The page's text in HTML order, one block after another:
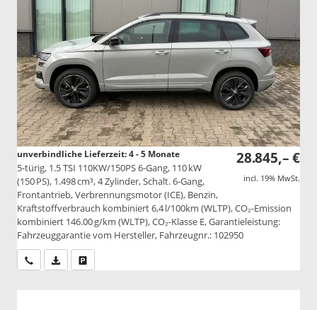
28.845,– €
incl. 19% MwSt.
unverbindliche Lieferzeit: 4 - 5 Monate
5-türig, 1.5 TSI 110KW/150PS 6-Gang, 110 kW
(150 PS), 1.498 cm³, 4 Zylinder, Schalt. 6-Gang,
Frontantrieb, Verbrennungsmotor (ICE), Benzin,
Kraftstoffverbrauch kombiniert 6,4 l/100km (WLTP), CO₂-Emission
kombiniert 146.00 g/km (WLTP), CO₂-Klasse E, Garantieleistung:
Fahrzeuggarantie vom Hersteller, Fahrzeugnr.: 102950
Wir rufen Sie anPDF-Datei, Fahrzeugexposé drucken